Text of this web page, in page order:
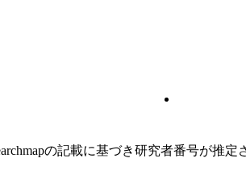
の記載に基づき研究者番号が推定